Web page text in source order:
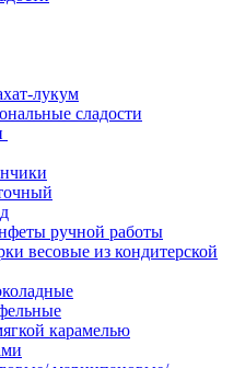
лукум
сладости
ручной работы
весовые из кондитерской
карамелью